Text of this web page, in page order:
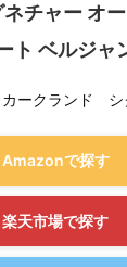
チャー オ
ト ベルジャ
ークランド シ
Amazonで探す
楽天市場で探す